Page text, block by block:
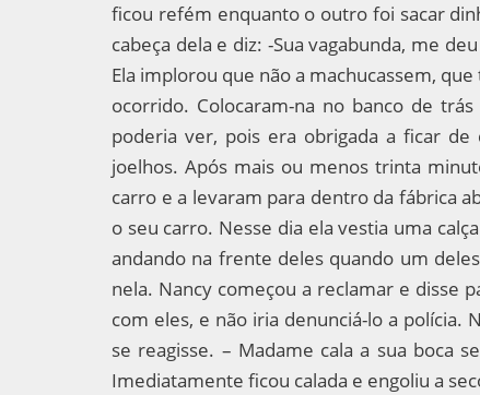
ficou refém enquanto o outro foi sacar
cabeça dela e diz: -Sua vagabunda, me
Ela implorou que não a machucassem,
ocorrido. Colocaram-na no banco de
poderia ver, pois era obrigada a ficar de
joelhos. Após mais ou menos trinta
carro e a levaram para dentro da fábrica
o seu carro. Nesse dia ela vestia uma
andando na frente deles quando um
nela. Nancy começou a reclamar e disse
com eles, e não iria denunciá-lo a
se reagisse. – Madame cala a sua boca
Imediatamente ficou calada e engoliu a